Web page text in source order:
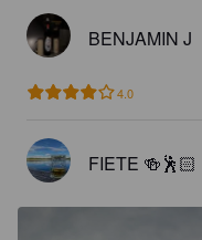
BENJAMIN J
4.0
FIETE 🍻🕺🏻